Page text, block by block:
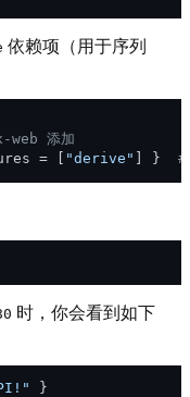
依赖项（用于序列
添加
= [ "derive" ] } #
时，你会看到如下
}